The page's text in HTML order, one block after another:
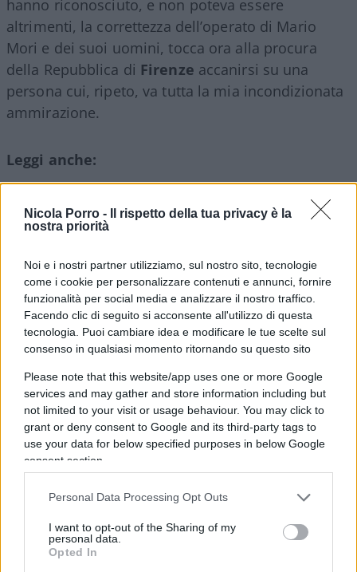
Nicola Porro -
Il rispetto della tua privacy è la
nostra priorità
Noi e i nostri partner utilizziamo, sul nostro sito, tecnologie
come i cookie per personalizzare contenuti e annunci, fornire
funzionalità per social media e analizzare il nostro traffico.
Facendo clic di seguito si acconsente all'utilizzo di questa
tecnologia. Puoi cambiare idea e modificare le tue scelte sul
consenso in qualsiasi momento ritornando su questo sito
Please note that this website/app uses one or more Google
services and may gather and store information including but
not limited to your visit or usage behaviour. You may click to
grant or deny consent to Google and its third-party tags to
use your data for below specified purposes in below Google
consent section.
Personal Data Processing Opt Outs
I want to opt-out of the Sharing of my
personal data.
Opted In
hanno riconosciuto, e non poteva essere
altrimenti, la correttezza dell’operato di Mario
Mori e dei suoi uomini, tocca ora alla procura
della Repubblica di Firenze accanirsi su una
persona cui, ripeto, va tutta la mia incondizionata
ammirazione.
Leggi anche:
Mario Mori vittima di tortura di Marco Baronti
E non lo dico così per dire. Ma perché mi onoro di
conoscere il generale Mori e questo si dal
febbraio 1992, quindi da più di 30 anni, quando
lui -ancora tenente colonnello- comandava il
posso testimoniare che il generale Mori non è
soloun eccellente Carabiniere, ma anche uno
straordinario professionista della legalità, del
diritto e dei diritti, un fedele servitore dello Stato,
una persona di altissimo rigore etico e morale ed
un carismatico comandante di uomini.
il vero crimine
lo commette chi associa il
nome del generale Mori ai crimini di cui lo si